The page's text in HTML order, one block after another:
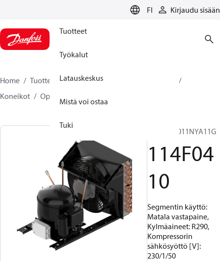
FI Kirjaudu sisään
Tuotteet
Työkalut
Latauskeskus
Mistä voi ostaa
Tuki
Home Tuotteet
Climate Solutions jäähdytykseen
Koneikot
Optyma™
OP-LCNC011NYA11G
114F04
10
Segmentin käyttö:
Matala vastapaine,
Kylmäaineet: R290,
Kompressorin
sähkösyöttö [V]:
230/1/50